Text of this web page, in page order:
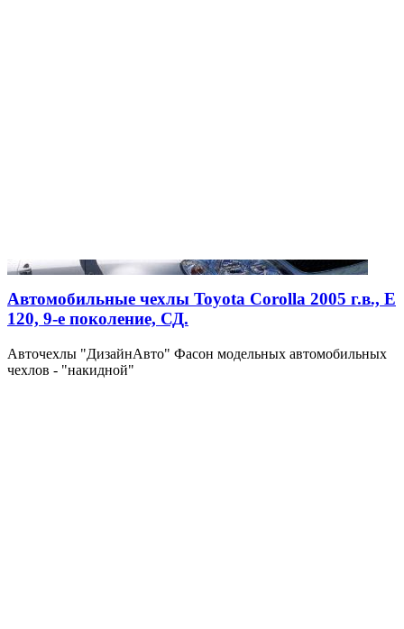
Автомобильные чехлы Toyota Corolla 2005 г.в., Е
120, 9-е поколение, СД.
Авточехлы "ДизайнАвто" Фасон модельных автомобильных
чехлов - "накидной"